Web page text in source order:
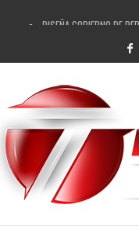
DISEÑA GOBIERNO DE
REFRENDAN LOS 28
FORTALECE GOBIERNO
GOBIERNO DE PEPE
CUARTA FERIA EXPO
RECONOCE PEPE
EGRESA
SON MUJERES